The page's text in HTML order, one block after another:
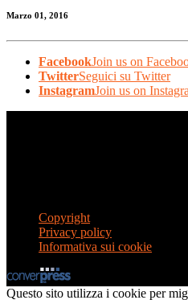
Marzo 01, 2016
FacebookJoin us on
TwitterSeguici su Twitter
InstagramJoin us on
Copyright
Privacy policy
Informativa sui cookie
Questo sito utilizza i cookie per